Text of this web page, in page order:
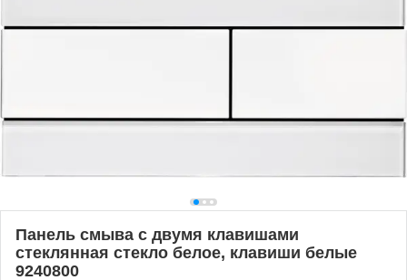
Панель смыва с двумя клавишами
стеклянная стекло белое, клавиши белые
9240800